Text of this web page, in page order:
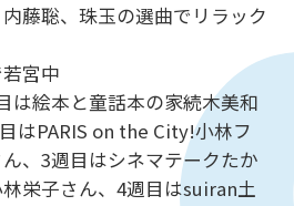
藤聡、珠玉の選曲でリラック
宮中
は絵本と童話本の家続木美和
はPARIS on the City!小林フ
、3週目はシネマテークたか
栄子さん、4週目はsuiran土